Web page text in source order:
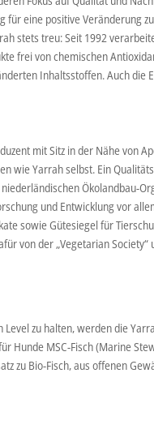
eine positive Veränderung
stets treu: Seit 1992
frei von chemischen
Inhaltsstoffen. Auch die
mit Sitz in der Nähe von
wie Yarrah selbst. Ein
Ökolandbau-
und Entwicklung vor
sowie Gütesiegel für
von der „Vegetarian Society“
zu halten, werden die
Hunde MSC-Fisch (Marine
zu Bio-Fisch, aus offenen